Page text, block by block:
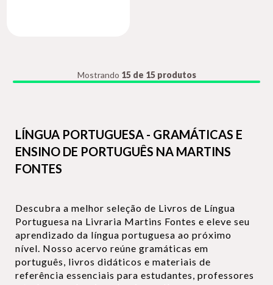
Mostrando 15 de 15 produtos
LÍNGUA PORTUGUESA - GRAMÁTICAS E
ENSINO DE PORTUGUÊS NA MARTINS
FONTES
Descubra a melhor seleção de Livros de Língua
Portuguesa na Livraria Martins Fontes e eleve seu
aprendizado da língua portuguesa ao próximo
nível. Nosso acervo reúne gramáticas em
português, livros didáticos e materiais de
referência essenciais para estudantes, professores